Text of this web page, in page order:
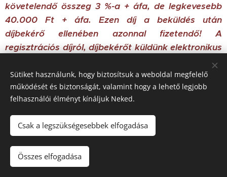
követelendő összeg 3 %-a + áfa, de legkevesebb
40.000 Ft + áfa. Ezen díj a beküldés után
díjbekérő ellenében azonnal fizetendő! A
regisztrációs díjról, díjbekérőt küldünk elektronikus
© 2023 Minden jog fenntartva
Sütiket használunk, hogy biztosítsuk a weboldal megfelelő
működését és biztonságát, valamint hogy a lehető legjobb
felhasználói élményt kínáljuk Neked.
Csak a legszükségesebbek elfogadása
Összes elfogadása